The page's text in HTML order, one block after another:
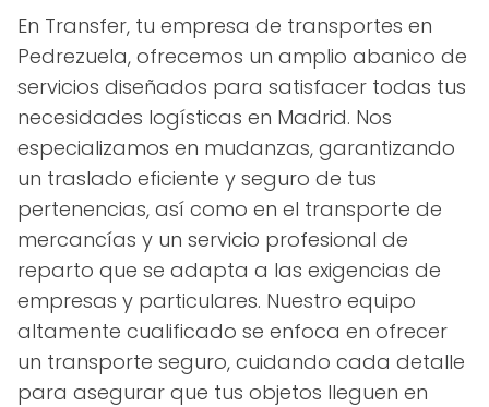
En Transfer, tu empresa de transportes en
Pedrezuela, ofrecemos un amplio abanico de
servicios diseñados para satisfacer todas tus
necesidades logísticas en Madrid. Nos
especializamos en mudanzas, garantizando
un traslado eficiente y seguro de tus
pertenencias, así como en el transporte de
mercancías y un servicio profesional de
reparto que se adapta a las exigencias de
empresas y particulares. Nuestro equipo
altamente cualificado se enfoca en ofrecer
un transporte seguro, cuidando cada detalle
para asegurar que tus objetos lleguen en